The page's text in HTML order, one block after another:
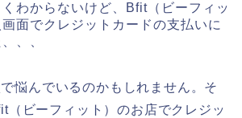
わからないけど、Bfit（ビーフィッ
画面でクレジットカードの支払いに
、、
悩んでいるのかもしれません。そ
（ビーフィット）のお店でクレジッ